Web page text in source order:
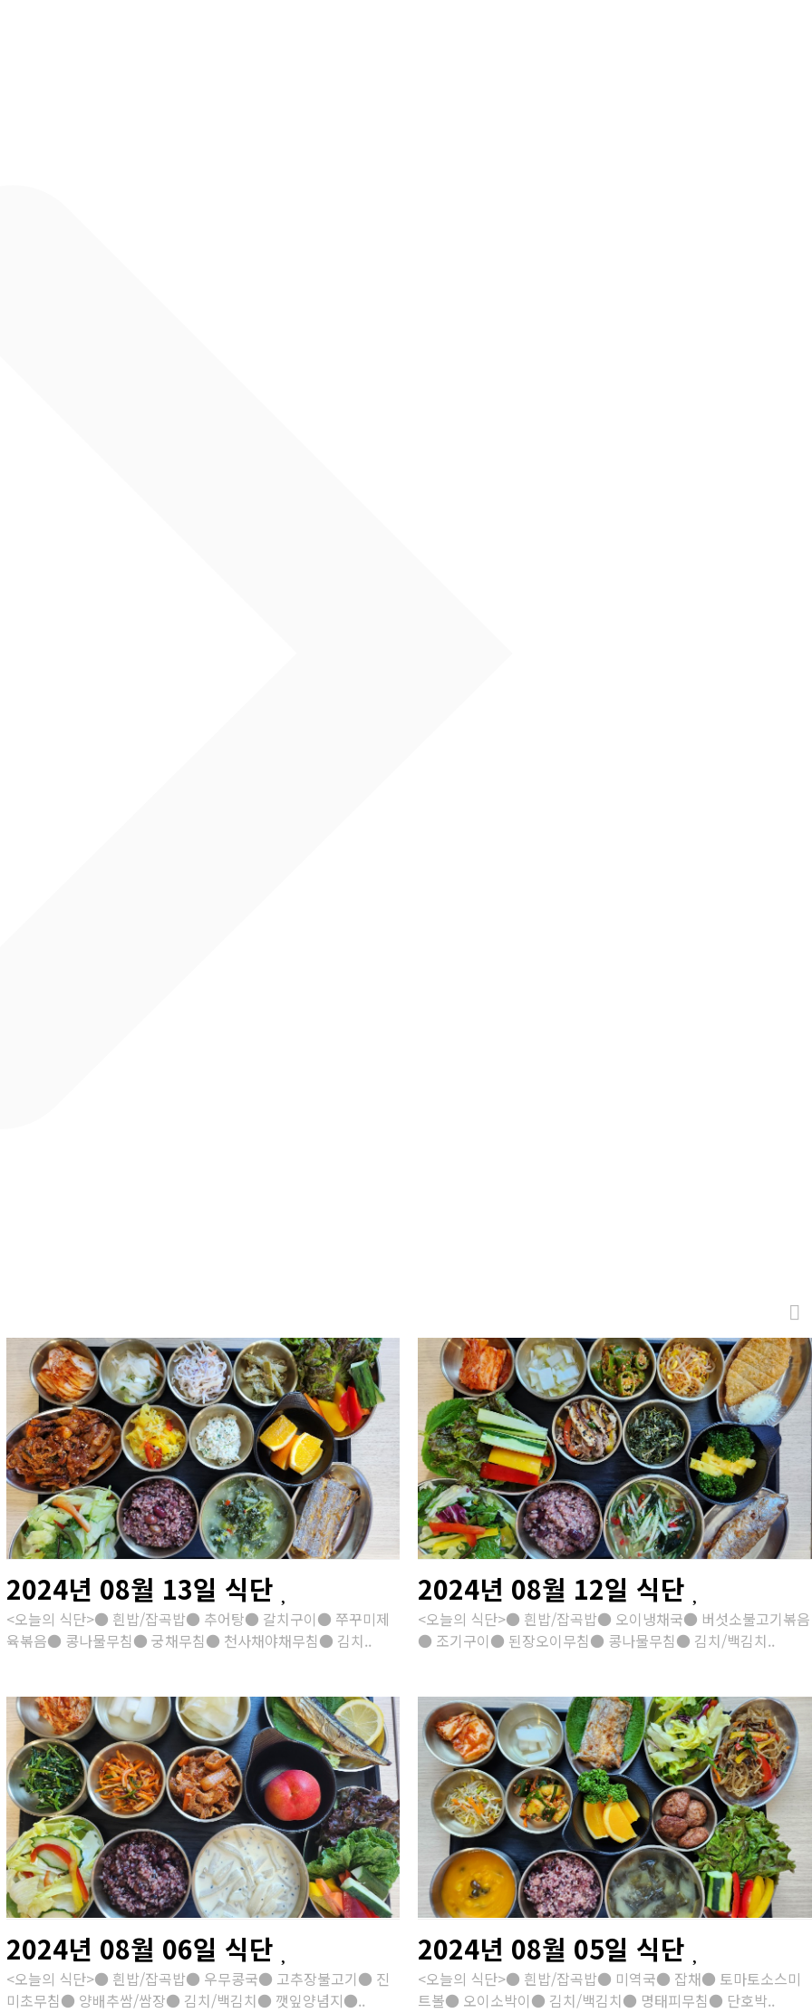
2024년 08월 13일 식단
<오늘의 식단>● 흰밥/잡곡밥● 추어탕● 갈치구이● 쭈꾸미제
육볶음● 콩나물무침● 궁채무침● 천사채야채무침● 김치..
2024년 08월 12일 식단
<오늘의 식단>● 흰밥/잡곡밥● 오이냉채국● 버섯소불고기볶음
● 조기구이● 된장오이무침● 콩나물무침● 김치/백김치..
2024년 08월 06일 식단
<오늘의 식단>● 흰밥/잡곡밥● 우무콩국● 고추장불고기● 진
미초무침● 양배추쌈/쌈장● 김치/백김치● 깻잎양념지●..
2024년 08월 05일 식단
<오늘의 식단>● 흰밥/잡곡밥● 미역국● 잡채● 토마토소스미
트볼● 오이소박이● 김치/백김치● 명태피무침● 단호박..